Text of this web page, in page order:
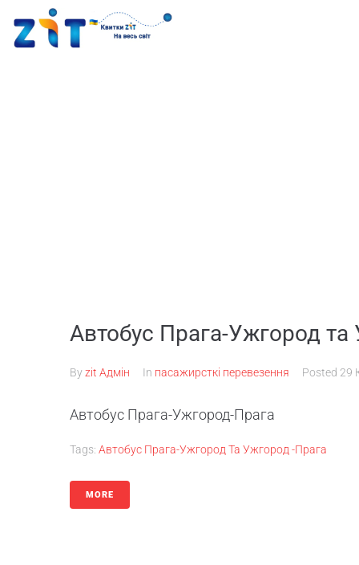
Автобус Прага-Ужгород
Byzit Адмін In пасажирсткі перевезення Posted 29
Автобус Прага-Ужгород-Прага
Tags: Автобус Прага-Ужгород Та Ужгород -Прага
MORE